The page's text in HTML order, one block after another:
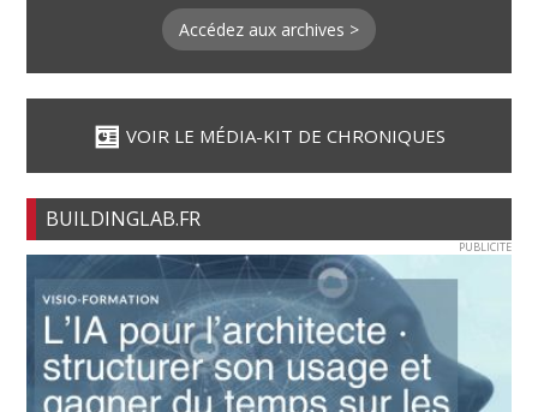
Accédez aux archives >
VOIR LE MÉDIA-KIT DE CHRONIQUES
BUILDINGLAB.FR
PUBLICITE